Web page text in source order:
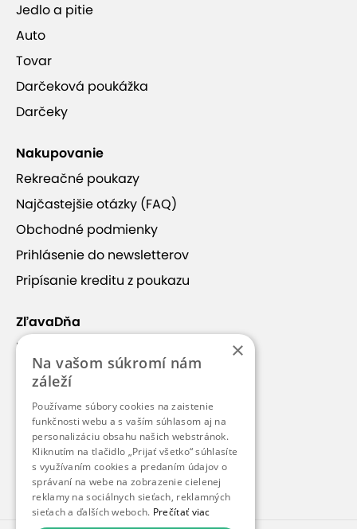
Jedlo a pitie
Auto
Tovar
Darčeková poukážka
Darčeky
Nakupovanie
Rekreačné poukazy
Najčastejšie otázky (FAQ)
Obchodné podmienky
Prihlásenie do newsletterov
Pripísanie kreditu z poukazu
ZľavaDňa
Náš príbeh
Kontakt
Kariéra
Blog
Pre médiá
Pre partnerov
×
Na vašom súkromí nám
záleží
Používame súbory cookies na zaistenie
funkčnosti webu a s vaším súhlasom aj na
personalizáciu obsahu našich webstránok.
Kliknutím na tlačidlo „Prijať všetko“ súhlasíte
s využívaním cookies a predaním údajov o
správaní na webe na zobrazenie cielenej
reklamy na sociálnych sieťach, reklamných
sieťach a ďalších weboch. Prečítať viac